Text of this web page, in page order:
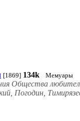
[1869] 134k Мемуары
Общества
Погодин,